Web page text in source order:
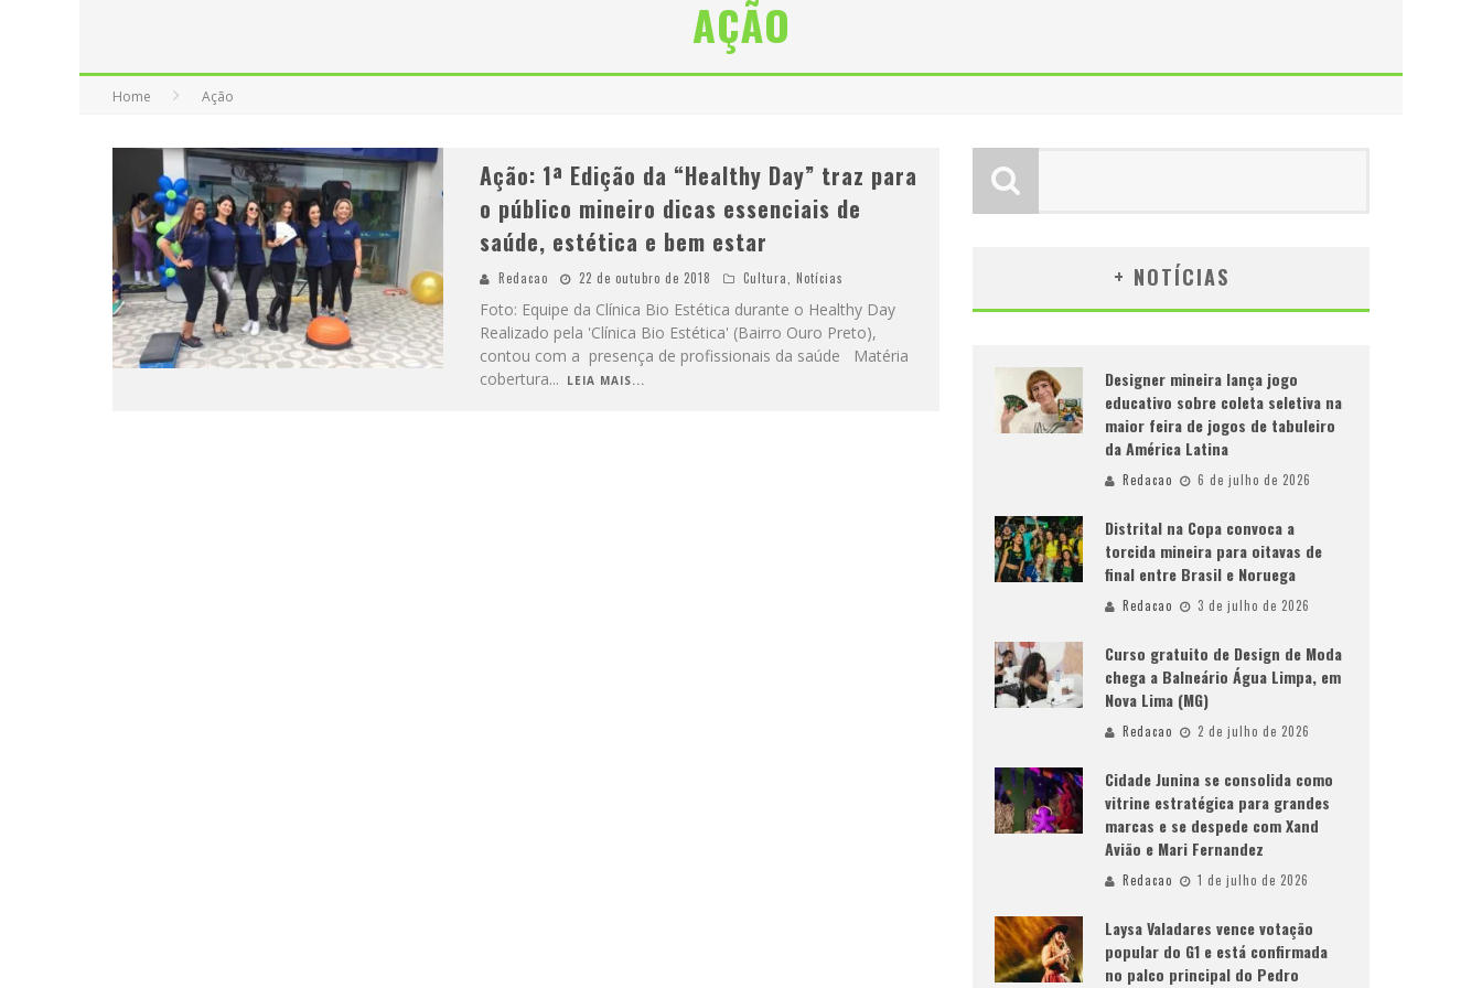
C
IDADE JUNINA SE CONSOLIDA COMO VITRINE ESTRATÉGICA PARA GRANDES MARCAS E SE DESPEDE COM XAND AVIÃO E MARI FERNANDEZ
DESIGNER MINEIRA LANÇA JOGO EDUCATIVO SOBRE COLETA SELETIVA NA MAIOR FEIRA DE JOGOS DE TABULEIRO DA AMÉRICA LATINA
AÇÃO
Home Ação
Ação: 1ª Edição da “Healthy Day” traz para
o público mineiro dicas essenciais de
saúde, estética e bem estar
Redacao 22 de outubro de 2018 Cultura Notícias
Foto: Equipe da Clínica Bio Estética durante o Healthy Day
Realizado pela 'Clínica Bio Estética' (Bairro Ouro Preto),
contou com a presença de profissionais da saúde Matéria
cobertura... LEIA MAIS...
+ NOTÍCIAS
Designer mineira lança jogo
educativo sobre coleta seletiva na
maior feira de jogos de tabuleiro
da América Latina
Redacao 6 de julho de 2026
Distrital na Copa convoca a
torcida mineira para oitavas de
final entre Brasil e Noruega
Redacao 3 de julho de 2026
Curso gratuito de Design de Moda
chega a Balneário Água Limpa, em
Nova Lima (MG)
Redacao 2 de julho de 2026
Cidade Junina se consolida como
vitrine estratégica para grandes
marcas e se despede com Xand
Avião e Mari Fernandez
Redacao 1 de julho de 2026
Laysa Valadares vence votação
popular do G1 e está confirmada
no palco principal do Pedro